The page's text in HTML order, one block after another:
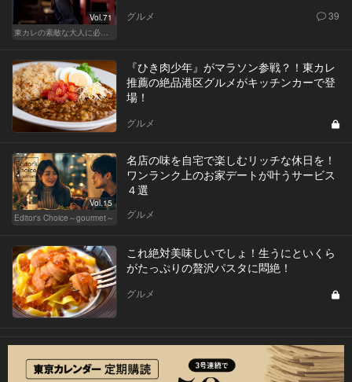
Vol.71
東カレの素敵な大人に必要なこと
グルメ 39
『ひき肉少年』がマラソン参戦？！東カレ
推薦の絶品港区グルメがキッチンカーで登
場！
グルメ
Vol.15
Editor's Choice～gourmet～
名店の味を自宅で楽しむリッチな休日を！
ワンランク上のお家デートが叶うサービス
４選
グルメ
これ絶対美味しいでしょ！生うにといくら
がたっぷりの贅沢パスタに悶絶！
グルメ